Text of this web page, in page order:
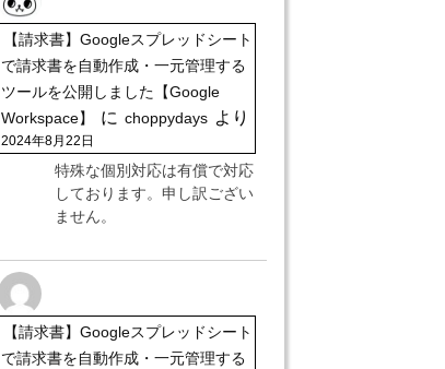
【請求書】Googleスプレッドシート
で請求書を自動作成・一元管理する
ツールを公開しました【Google
Workspace】
に choppydays より
2024年8月22日
特殊な個別対応は有償で対応
しております。申し訳ござい
ません。
【請求書】Googleスプレッドシート
で請求書を自動作成・一元管理する